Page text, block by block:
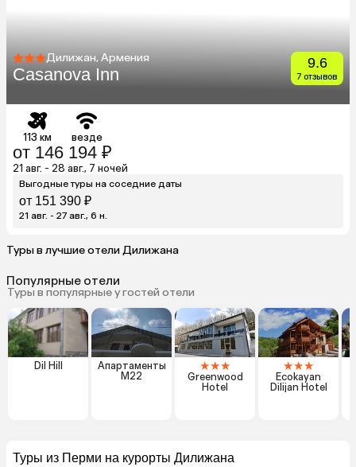
Дилижан, Армения
Casanova Inn
9.6
7 отзывов
113 км везде
от 146 194 ₽
21 авг. - 28 авг., 7 ночей
Выгодные туры на соседние даты
от 151 390 ₽
21 авг. - 27 авг., 6 н.
Туры в лучшие отели Дилижана
Популярные отели
Туры в популярные у гостей отели
Dil Hill
Апартаменты
M22
★★★
Greenwood
Hotel
★★★
Ecokayan
Dilijan Hotel
Туры из Перми на курорты Дилижана